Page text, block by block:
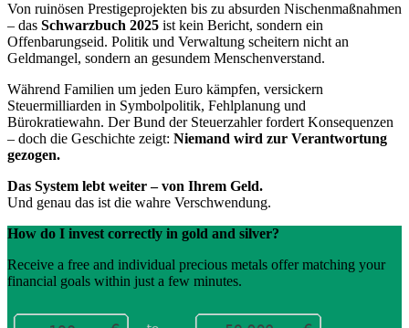
Von ruinösen Prestigeprojekten bis zu absurden Nischenmaßnahmen
– das Schwarzbuch 2025 ist kein Bericht, sondern ein
Offenbarungseid. Politik und Verwaltung scheitern nicht an
Geldmangel, sondern an gesundem Menschenverstand.
Während Familien um jeden Euro kämpfen, versickern
Steuermilliarden in Symbolpolitik, Fehlplanung und
Bürokratiewahn. Der Bund der Steuerzahler fordert Konsequenzen
– doch die Geschichte zeigt: Niemand wird zur Verantwortung
gezogen.
Das System lebt weiter – von Ihrem Geld.
Und genau das ist die wahre Verschwendung.
How do I invest correctly in gold and silver?
Receive a free and individual precious metals offer matching your
financial goals within just a few minutes.